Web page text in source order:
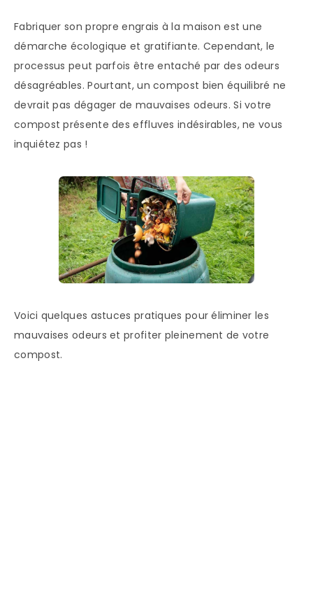
Fabriquer son propre engrais à la maison est une
démarche écologique et gratifiante. Cependant, le
processus peut parfois être entaché par des odeurs
désagréables. Pourtant, un compost bien équilibré ne
devrait pas dégager de mauvaises odeurs. Si votre
compost présente des effluves indésirables, ne vous
inquiétez pas !
Voici quelques astuces pratiques pour éliminer les
mauvaises odeurs et profiter pleinement de votre
compost.